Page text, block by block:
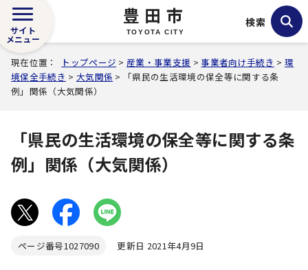
豊田市
TOYOTA CITY
サイト
メニュー
検索
現在位置： トップページ > 産業・事業支援 > 事業者向け手続き > 環
境保全手続き > 大気関係 > 「県民の生活環境の保全等に関する条
例」関係（大気関係）
「県民の生活環境の保全等に関する条
例」関係（大気関係）
ページ番号1027090 更新日 2021年4月9日